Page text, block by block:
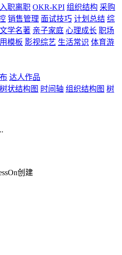
入职离职 OKR-KPI 组织结构 采购
销售管理 面试技巧 计划总结 综
文学名著 亲子家庭 心理成长 职场
模板 影视综艺 生活常识 体育游
达人作品
树状结构图 时间轴 组织结构图 树
创建